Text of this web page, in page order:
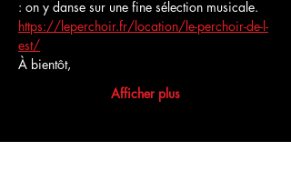
: on y danse sur une fine sélection musicale.
https://leperchoir.fr/location/le-perchoir-de-l-
est/
À bientôt,
Afficher plus